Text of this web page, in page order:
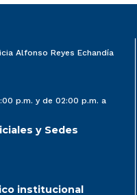
Alfonso Reyes Echandía
p.m. y de 02:00 p.m. a
y Sedes
institucional